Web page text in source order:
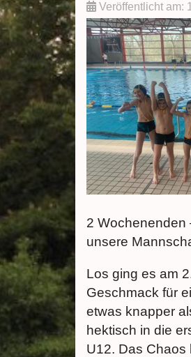
Veröffentlicht am:
2 Wochenenden
unsere
Los ging es am
Geschmack für
etwas knapper
hektisch in die
U12. Das Chaos